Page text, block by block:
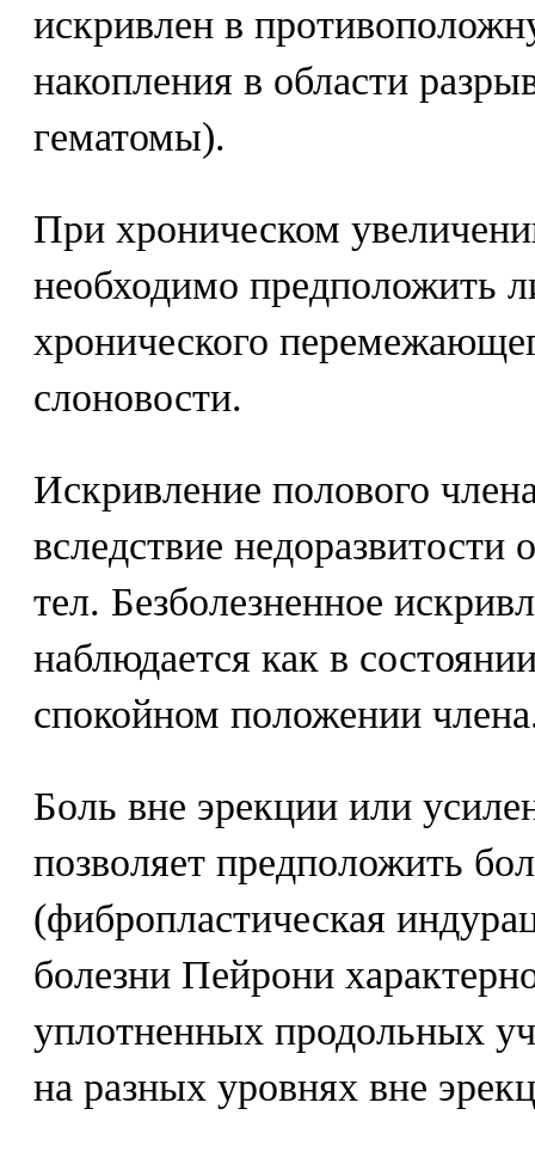
искривлен в
накопления в области
гематомы).
При хроническом
необходимо предположить
хронического
слоновости.
Искривление полового
вследствие недоразвитости
тел. Безболезненное
наблюдается как в
спокойном положении
Боль вне эрекции или
позволяет предположить
(фибропластическая
болезни Пейрони
уплотненных продольных
на разных уровнях вне